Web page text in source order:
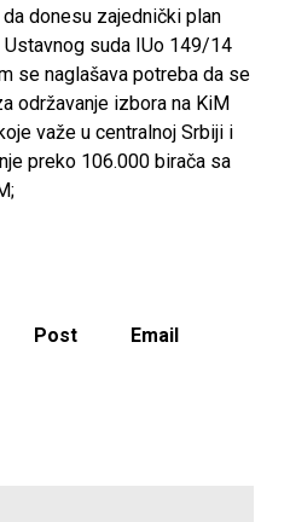
donesu zajednički plan
suda IUo 149/14
se naglašava potreba da se
održavanje izbora na KiM
važe u centralnoj Srbiji i
preko 106.000 birača sa
Post Email